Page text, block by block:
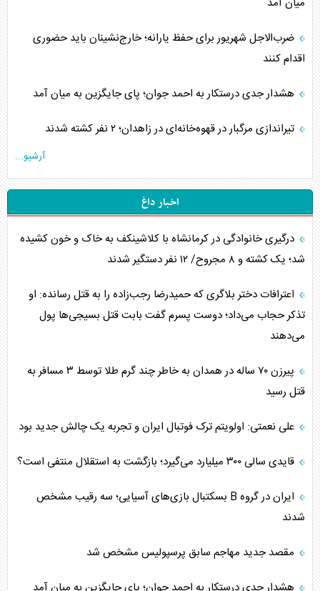
ضرب‌الاجل شهریور برای حفظ یارانه؛ خارج‌نشینان باید حضوری
اقدام کنند
هشدار جدی درستکار به احمد جوان؛ پای جایگزین به میان آمد
تیراندازی مرگبار در قهوه‌خانه‌ای در زاهدان؛ ۲ نفر کشته شدند
آرشیو...
اخبار داغ
درگیری خانوادگی در کرمانشاه با کلاشینکف به خاک و خون کشیده
شد؛ یک کشته و ۸ مجروح/ ۱۲ نفر دستگیر شدند
اعترافات دختر بلاگری که حمیدرضا رجب‌زاده را به قتل رسانده: او
تذکر حجاب می‌داد؛ دوست پسرم گفت بابت قتل بسیجی‌ها پول
می‌دهند
پیرزن ۷۰ ساله در همدان به خاطر چند گرم طلا توسط ۳ مسافر به
قتل رسید
علی نعمتی: اولویتم ترک فوتبال ایران و تجربه یک چالش جدید بود
قایدی سالی ۳۰۰ میلیارد می‌گیرد؛ بازگشت به استقلال منتفی است؟
ایران در گروه B بسکتبال بازی‌های آسیایی؛ سه رقیب مشخص
شدند
مقصد جدید مهاجم سابق پرسپولیس مشخص شد